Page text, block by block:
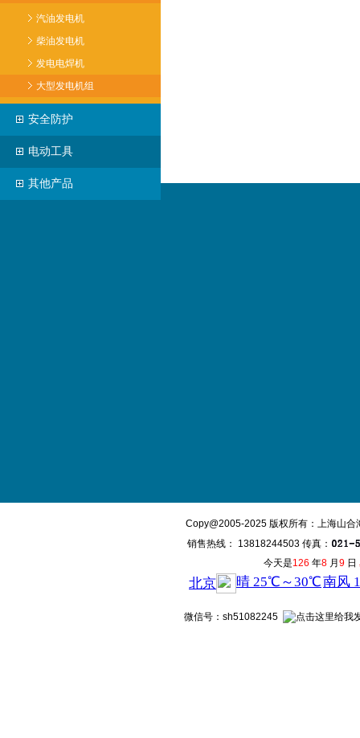
汽油发电机
柴油发电机
发电电焊机
大型发电机组
安全防护
电动工具
其他产品